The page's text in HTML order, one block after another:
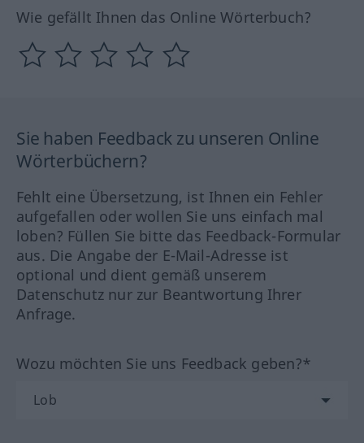
Wie gefällt Ihnen das Online Wörterbuch?
Sie haben Feedback zu unseren Online
Wörterbüchern?
Fehlt eine Übersetzung, ist Ihnen ein Fehler
aufgefallen oder wollen Sie uns einfach mal
loben? Füllen Sie bitte das Feedback-Formular
aus. Die Angabe der E-Mail-Adresse ist
optional und dient gemäß unserem
Datenschutz nur zur Beantwortung Ihrer
Anfrage.
Wozu möchten Sie uns Feedback geben?*